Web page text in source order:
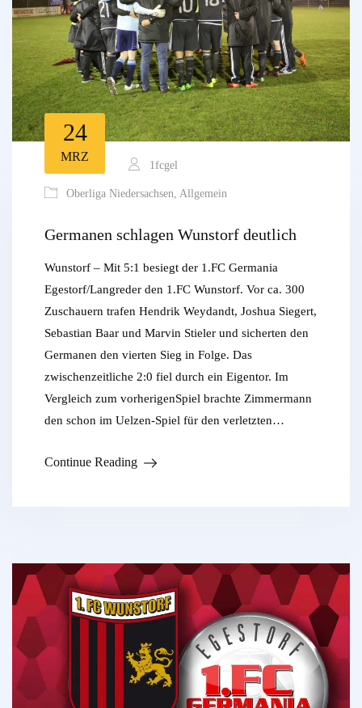
24
MRZ
1fcgel
Oberliga Niedersachsen, Allgemein
Germanen schlagen Wunstorf deutlich
Wunstorf – Mit 5:1 besiegt der 1.FC Germania
Egestorf/Langreder den 1.FC Wunstorf. Vor ca. 300
Zuschauern trafen Hendrik Weydandt, Joshua Siegert,
Sebastian Baar und Marvin Stieler und sicherten den
Germanen den vierten Sieg in Folge. Das
zwischenzeitliche 2:0 fiel durch ein Eigentor. Im
Vergleich zum vorherigenSpiel brachte Zimmermann
den schon im Uelzen-Spiel für den verletzten…
Continue Reading